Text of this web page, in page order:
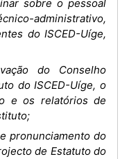
sobre o pessoal
administrativo,
do ISCED-Uíge,
do Conselho
do ISCED-Uíge, o
e os relatórios de
pronunciamento do
de Estatuto do